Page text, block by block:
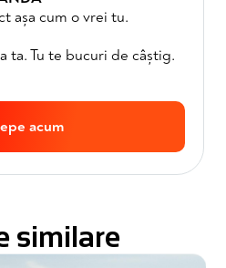
așa cum o vrei tu.
ta. Tu te bucuri de câștig.
acum
similare